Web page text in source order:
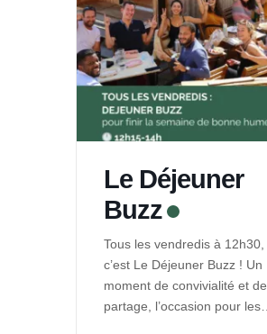
Le Déjeuner
Buzz
Tous les vendredis à 12h30,
c’est Le Déjeuner Buzz ! Un
moment de convivialité et de
partage, l’occasion pour les